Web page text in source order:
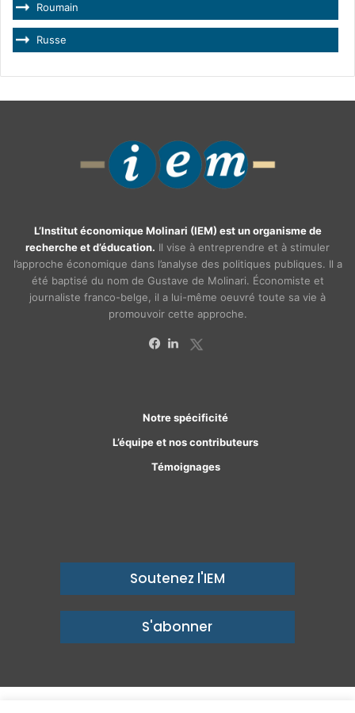
Roumain
Russe
L’Institut économique Molinari (IEM) est un organisme de
recherche et d’éducation. Il vise à entreprendre et à stimuler
l’approche économique dans l’analyse des politiques publiques. Il a
été baptisé du nom de Gustave de Molinari. Économiste et
journaliste franco-belge, il a lui-même oeuvré toute sa vie à
promouvoir cette approche.
Notre spécificité
L’équipe et nos contributeurs
Témoignages
Soutenez l'IEM
S'abonner